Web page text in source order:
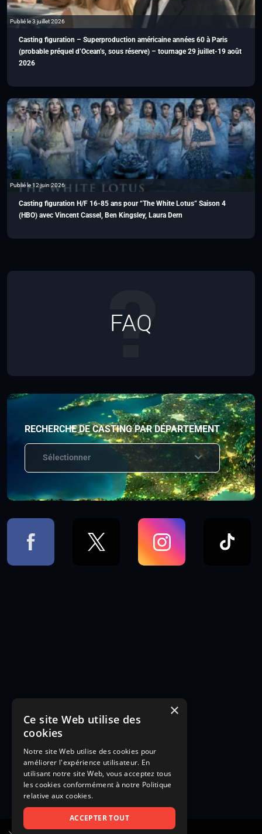
Publié le 3 juillet 2026
Casting figuration – Superproduction américaine années 60 à Paris
(probable préquel d’Ocean’s, sous réserve) – tournage 29 juillet-19 août
2026
Publié le 12 juin 2026
Casting figuration H/F 16-85 ans pour “The White Lotus” Saison 4
(HBO) avec Vincent Cassel, Ben Kingsley, Laura Dern
FAQ
RECHERCHE DE CASTING PAR DÉPARTEMENT
Sélectionner
×
Ce site Web utilise des
cookies
Notre site Web utilise des cookies pour
améliorer l'expérience utilisateur. En
utilisant notre site Web, vous acceptez tous
les cookies conformément à notre Politique
relative aux cookies.
ACCEPTER TOUT